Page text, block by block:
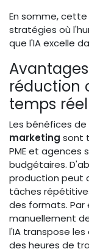
En somme,
stratégies où
que l'IA excelle
réduction
temps réel
Les bénéfices
marketing sont
PME et agences
budgétaires.
production peut
tâches
des formats. Par
manuellement
l'IA transpose
des heures de